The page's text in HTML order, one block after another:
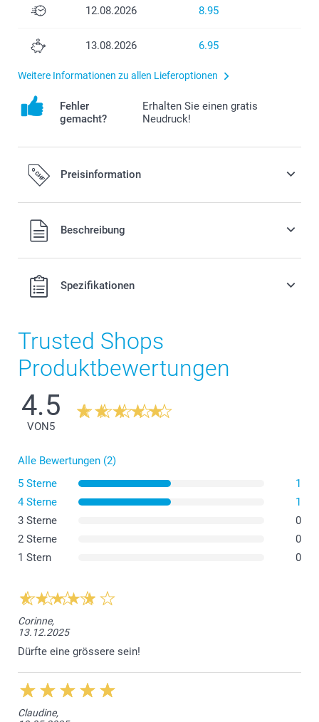
12.08.2026 8.95
13.08.2026 6.95
Weitere Informationen zu allen Lieferoptionen
Fehler
gemacht?
Erhalten Sie einen gratis
Neudruck!
Preisinformation
Alle Preise verstehen sich in Schweizer Franken (CHF) inkl.
MwSt. und zzgl. Versandkosten.
Beschreibung
Spezifikationen
Aluminium Thermosflasche
Thermoskanne mit Bambusdeckel
Trusted Shops
Produktbewertungen
4.5
VON5
Alle Bewertungen (2)
5 Sterne
1
4 Sterne
1
3 Sterne
0
2 Sterne
0
1 Stern
0
Corinne,
13.12.2025
Dürfte eine grössere sein!
Claudine,